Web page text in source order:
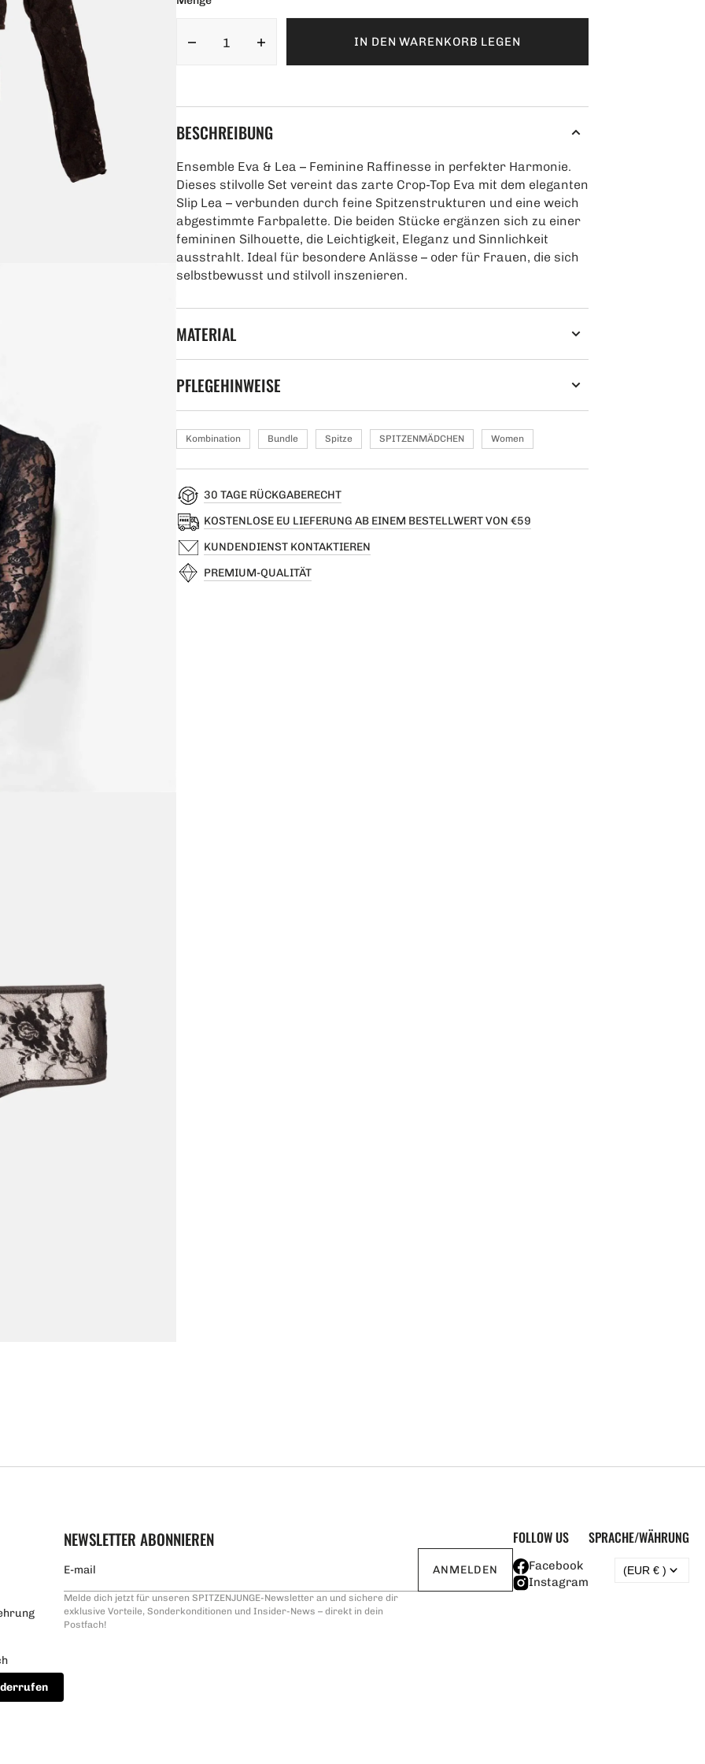
Menge
Lea
Lea
IN DEN WARENKORB LEGEN
BESCHREIBUNG
Ensemble Eva & Lea – Feminine Raffinesse in perfekter Harmonie.
Dieses stilvolle Set vereint das zarte Crop-Top Eva mit dem eleganten
Slip Lea – verbunden durch feine Spitzenstrukturen und eine weich
abgestimmte Farbpalette. Die beiden Stücke ergänzen sich zu einer
femininen Silhouette, die Leichtigkeit, Eleganz und Sinnlichkeit
ausstrahlt. Ideal für besondere Anlässe – oder für Frauen, die sich
selbstbewusst und stilvoll inszenieren.
MATERIAL
PFLEGEHINWEISE
Kombination Bundle Spitze SPITZENMÄDCHEN Women
30 TAGE RÜCKGABERECHT
KOSTENLOSE EU LIEFERUNG AB EINEM BESTELLWERT VON €59
KUNDENDIENST KONTAKTIEREN
PREMIUM-QUALITÄT
NEWSLETTER ABONNIEREN
ANMELDEN
Melde dich jetzt für unseren SPITZENJUNGE-Newsletter an und sichere dir
exklusive Vorteile, Sonderkonditionen und Insider-News – direkt in dein
Postfach!
FOLLOW US
Facebook
Instagram
SPRACHE/WÄHRUNG
(EUR € )